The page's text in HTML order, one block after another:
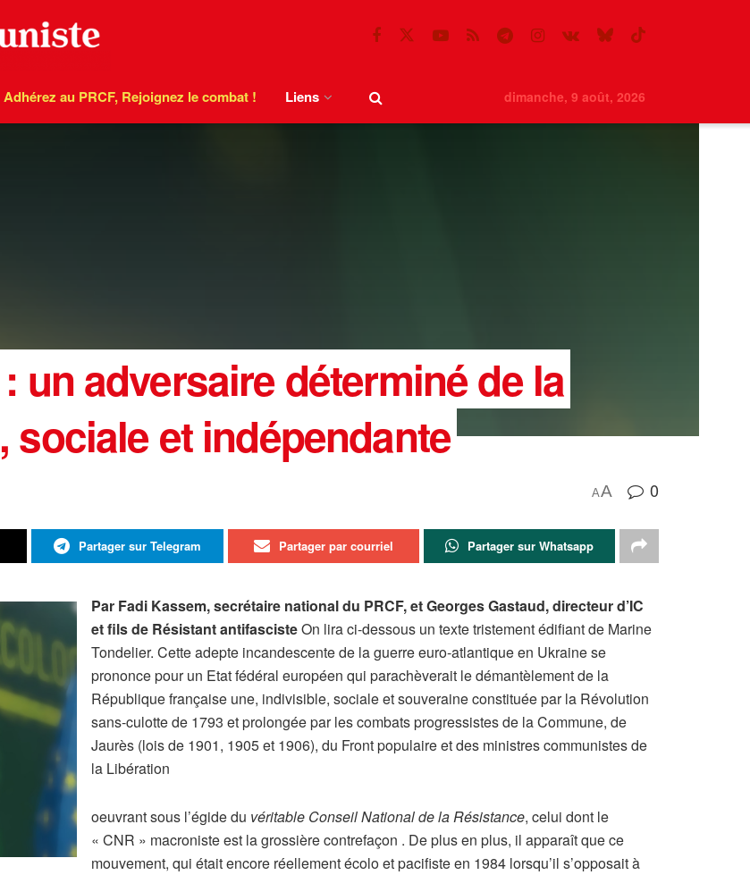
Adhérez au PRCF, Rejoignez le combat ! Liens dimanche, 9 août, 2026
un adversaire déterminé de la
sociale et indépendante
AA 0
Partager sur Telegram Partager par courriel Partager sur Whatsapp
Par Fadi Kassem, secrétaire national du PRCF, et Georges Gastaud, directeur d’IC
et fils de Résistant antifascisteOn lira ci-dessous un texte tristement édifiant de Marine
Tondelier. Cette adepte incandescente de la guerre euro-atlantique en Ukraine se
prononce pour un Etat fédéral européen qui parachèverait le démantèlement de la
République française une, indivisible, sociale et souveraine constituée par la Révolution
sans-culotte de 1793 et prolongée par les combats progressistes de la Commune, de
Jaurès (lois de 1901, 1905 et 1906), du Front populaire et des ministres communistes de
la Libération
oeuvrant sous l’égide du véritable Conseil National de la Résistance, celui dont le
« CNR » macroniste est la grossière contrefaçon . De plus en plus, il apparaît que ce
mouvement, qui était encore réellement écolo et pacifiste en 1984 lorsqu’il s’opposait à